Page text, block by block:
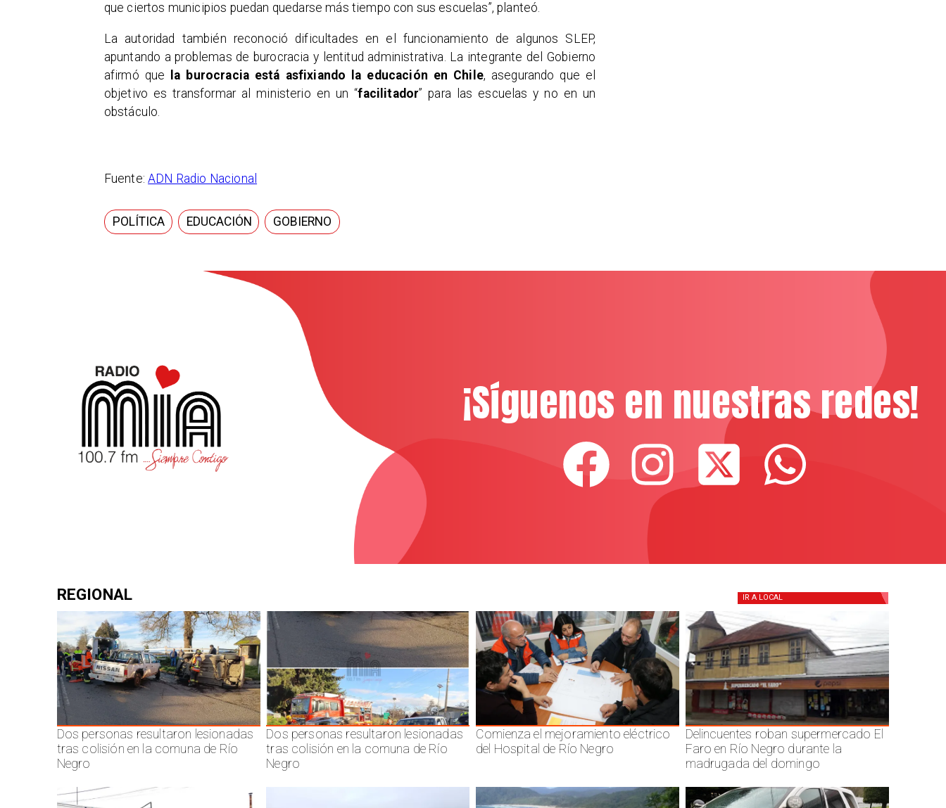
que ciertos municipios puedan quedarse más tiempo con sus escuelas”, planteó.
La autoridad también reconoció dificultades en el funcionamiento de algunos SLEP,
apuntando a problemas de burocracia y lentitud administrativa. La integrante del Gobierno
afirmó que
la burocracia está asfixiando la educación en Chile, asegurando que el
objetivo es transformar al ministerio en un “facilitador” para las escuelas y no en un
obstáculo.
Fuente:ADN Radio Nacional
POLÍTICA EDUCACIÓN GOBIERNO
¡Síguenos en nuestras redes!
REGIONAL IR A LOCAL
Dos personas resultaron lesionadas
tras colisión en la comuna de Río
Negro
Dos personas resultaron lesionadas
tras colisión en la comuna de Río
Negro
Comienza el mejoramiento eléctrico
del Hospital de Río Negro
Delincuentes roban supermercado El
Faro en Río Negro durante la
madrugada del domingo